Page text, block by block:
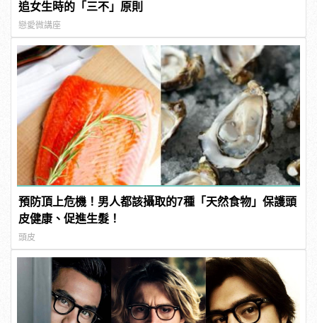
追女生時的「三不」原則
戀愛微講座
預防頂上危機！男人都該攝取的7種「天然食物」保護頭
皮健康、促進生髮！
頭皮